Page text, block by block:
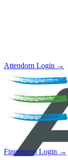
Attendorn Login →
Finnentrop Login →